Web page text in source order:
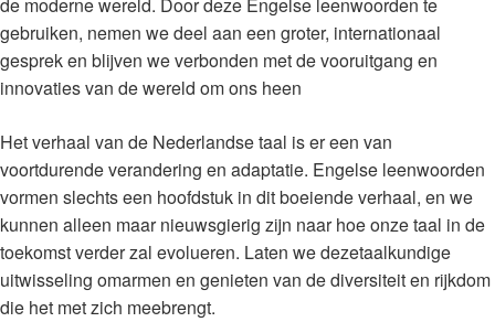
de moderne wereld. Door deze Engelse leenwoorden te
gebruiken, nemen we deel aan een groter, internationaal
gesprek en blijven we verbonden met de vooruitgang en
innovaties van de wereld om ons heen
Het verhaal van de Nederlandse taal is er een van
voortdurende verandering en adaptatie. Engelse leenwoorden
vormen slechts een hoofdstuk in dit boeiende verhaal, en we
kunnen alleen maar nieuwsgierig zijn naar hoe onze taal in de
toekomst verder zal evolueren. Laten we dezetaalkundige
uitwisseling omarmen en genieten van de diversiteit en rijkdom
die het met zich meebrengt.